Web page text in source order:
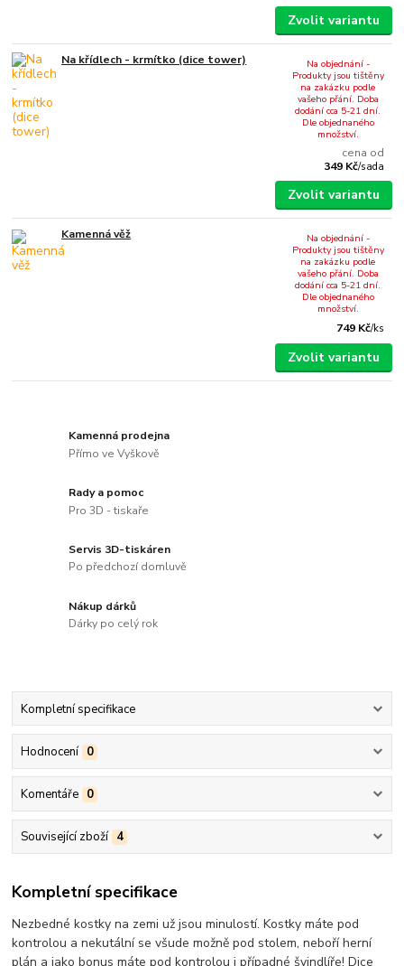
Zvolit variantu
Na křídlech - krmítko (dice tower)
cena od
349 Kč/sada
Na objednání -
Produkty jsou tištěny
na zakázku podle
vašeho přání. Doba
dodání cca 5-21 dní.
Dle objednaného
množství.
Zvolit variantu
Kamenná věž
749 Kč/ks
Na objednání -
Produkty jsou tištěny
na zakázku podle
vašeho přání. Doba
dodání cca 5-21 dní.
Dle objednaného
množství.
Zvolit variantu
Kamenná prodejna
Přímo ve Vyškově
Rady a pomoc
Pro 3D - tiskaře
Servis 3D-tiskáren
Po předchozí domluvě
Nákup dárků
Dárky po celý rok
Kompletní specifikace
Hodnocení 0
Komentáře 0
Související zboží 4
Kompletní specifikace
Nezbedné kostky na zemi už jsou minulostí. Kostky máte pod
kontrolou a nekutální se všude možně pod stolem, neboří herní
plán a jako bonus máte pod kontrolou i případné švindlíře! Dice